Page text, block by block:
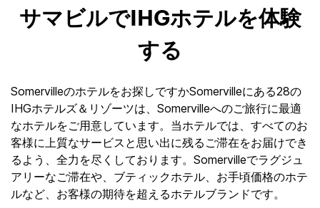
サマビルでIHGホテルを体験
する
Somervilleのホテルをお探しですかSomervilleにある28の
IHGホテルズ＆リゾーツは、Somervilleへのご旅行に最適
なホテルをご用意しています。当ホテルでは、すべてのお
客様に上質なサービスと思い出に残るご滞在をお届けでき
るよう、全力を尽くしております。Somervilleでラグジュ
アリーなご滞在や、ブティックホテル、お手頃価格のホテ
ルなど、お客様の期待を超えるホテルブランドです。